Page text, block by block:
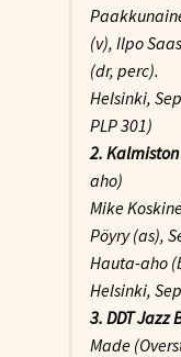
(v), Ilpo
(dr, perc).
Helsinki,
PLP 301)
2.
aho)
Mike
Pöyry (as),
Hauta-aho
Helsinki,
3. DDT Jazz
Made